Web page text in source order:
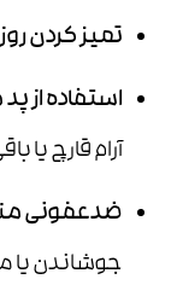
تمیز کردن
استفاده
آرام قارچ یا
ضدعفونی
جوشاندن